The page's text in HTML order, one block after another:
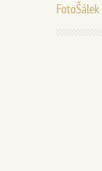
FotoŠálek